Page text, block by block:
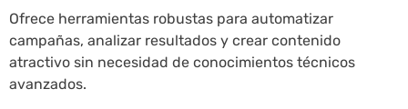
Ofrece herramientas robustas para automatizar
campañas, analizar resultados y crear contenido
atractivo sin necesidad de conocimientos técnicos
avanzados.